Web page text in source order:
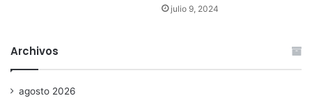
julio 9, 2024
Archivos
agosto 2026